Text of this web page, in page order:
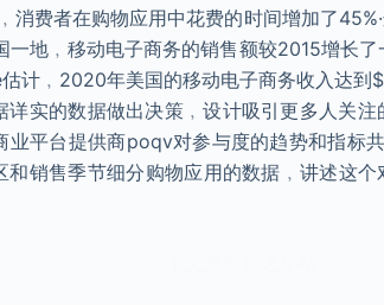
消费者在购物应用中花费的时间增加了
一地﹐移动电子商务的销售额较2015增长
计﹐2020年美国的移动电子商务收入达到
详实的数据做出决策﹐设计吸引更多人关
业平台提供商poqv对参与度的趋势和指标
和销售季节细分购物应用的数据﹐讲述这